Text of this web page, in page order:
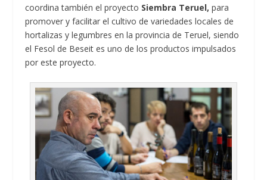
coordina también el proyecto Siembra Teruel, para
promover y facilitar el cultivo de variedades locales de
hortalizas y legumbres en la provincia de Teruel, siendo
el Fesol de Beseit es uno de los productos impulsados
por este proyecto.